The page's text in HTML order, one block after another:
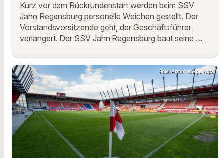
Kurz vor dem Rückrundenstart werden beim SSV
Jahn Regensburg personelle Weichen gestellt. Der
Vorstandsvorsitzende geht, der Geschäftsführer
verlängert. Der SSV Jahn Regensburg baut seine …
Foto: Armin Weigel/dpa